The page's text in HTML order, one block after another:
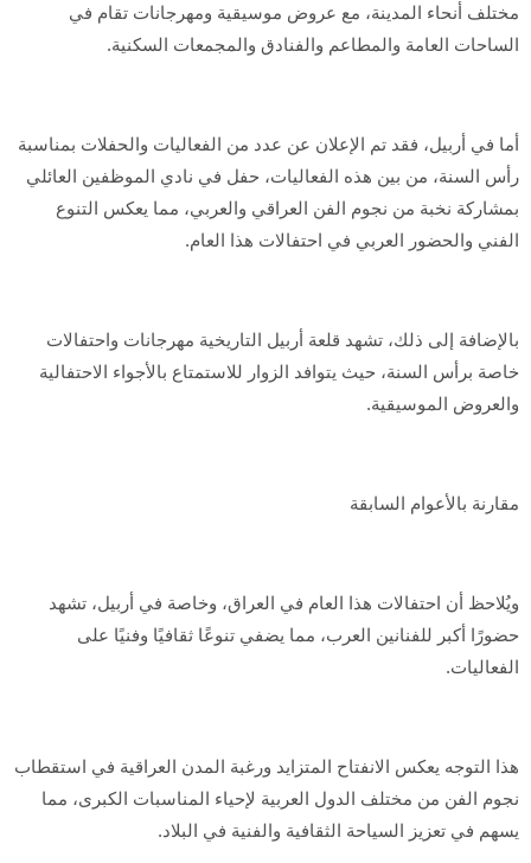
مختلف أنحاء المدينة، مع عروض موسيقية ومهرجانات تقام في
الساحات العامة والمطاعم والفنادق والمجمعات السكنية.
أما في أربيل، فقد تم الإعلان عن عدد من الفعاليات والحفلات بمناسبة
رأس السنة، من بين هذه الفعاليات، حفل في نادي الموظفين العائلي
بمشاركة نخبة من نجوم الفن العراقي والعربي، مما يعكس التنوع
الفني والحضور العربي في احتفالات هذا العام.
بالإضافة إلى ذلك، تشهد قلعة أربيل التاريخية مهرجانات واحتفالات
خاصة برأس السنة، حيث يتوافد الزوار للاستمتاع بالأجواء الاحتفالية
والعروض الموسيقية.
مقارنة بالأعوام السابقة
ويُلاحظ أن احتفالات هذا العام في العراق، وخاصة في أربيل، تشهد
حضورًا أكبر للفنانين العرب، مما يضفي تنوعًا ثقافيًا وفنيًا على
الفعاليات.
هذا التوجه يعكس الانفتاح المتزايد ورغبة المدن العراقية في استقطاب
نجوم الفن من مختلف الدول العربية لإحياء المناسبات الكبرى، مما
يسهم في تعزيز السياحة الثقافية والفنية في البلاد.